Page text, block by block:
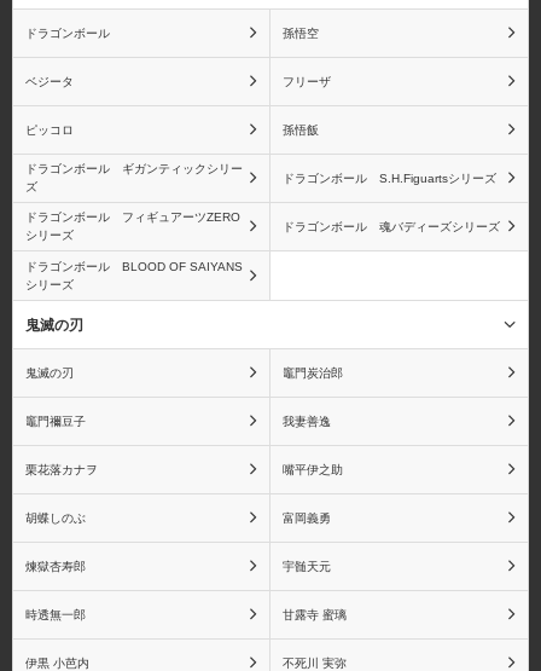
ブルック モンキー・D・ガープ
バルトロメオ 黄猿(ボルサリーノ)
ベポ バーソロミュー・くま
赤犬(サカズキ)
シルバーズ・レイリー
ドラゴンボール 孫悟空
ベジータ フリーザ
ピッコロ 孫悟飯
ドラゴンボール ギガンティックシリー
ズ
ドラゴンボール S.H.Figuartsシリーズ
ドラゴンボール フィギュアーツZERO
シリーズ
ドラゴンボール 魂バディーズシリーズ
ドラゴンボール BLOOD OF SAIYANS
シリーズ
鬼滅の刃
鬼滅の刃 竈門炭治郎
竈門禰󠄀豆子 我妻善逸
栗花落カナヲ 嘴平伊之助
胡蝶しのぶ 富岡義勇
煉獄杏寿郎 宇髄天元
時透無一郎 甘露寺 蜜璃
伊黒 小芭内 不死川 実弥